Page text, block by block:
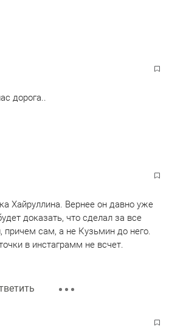
дорога..
Хайруллина. Вернее он давно уже
доказать, что сделал за все
причем сам, а не Кузьмин до него.
в инстаграмм не всчет.